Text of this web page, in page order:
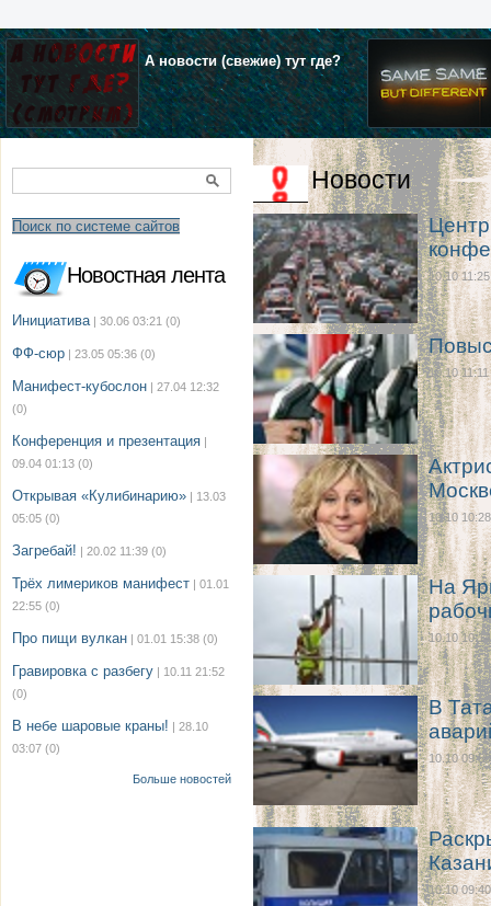
А новости (свежие) тут где?
Поиск по системе сайтов
Новостная лента
Инициатива | 30.06 03:21 (0)
ФФ-сюр | 23.05 05:36 (0)
Манифест-кубослон | 27.04 12:32
(0)
Конференция и презентация |
09.04 01:13 (0)
Открывая «Кулибинарию» | 13.03
05:05 (0)
Загребай! | 20.02 11:39 (0)
Трёх лимериков манифест | 01.01
22:55 (0)
Про пищи вулкан | 01.01 15:38 (0)
Гравировка с разбегу | 10.11 21:52
(0)
В небе шаровые краны! | 28.10
03:07 (0)
Больше новостей
Новости
Центр
10.10 11:25
10.10 11:11
10.10 10:28
На
10.10 10:14
В
10.10 09:50
10.10 09:40